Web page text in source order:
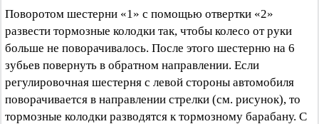
Поворотом шестерни «1» с помощью отвертки «2»
развести тормозные колодки так, чтобы колесо от руки
больше не поворачивалось. После этого шестерню на 6
зубьев повернуть в обратном направлении. Если
регулировочная шестерня с левой стороны автомобиля
поворачивается в направлении стрелки (см. рисунок), то
тормозные колодки разводятся к тормозному барабану. С